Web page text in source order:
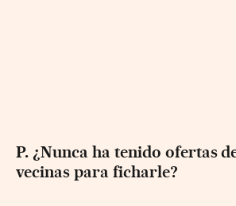
P. ¿Nunca ha tenido ofertas
vecinas para ficharle?